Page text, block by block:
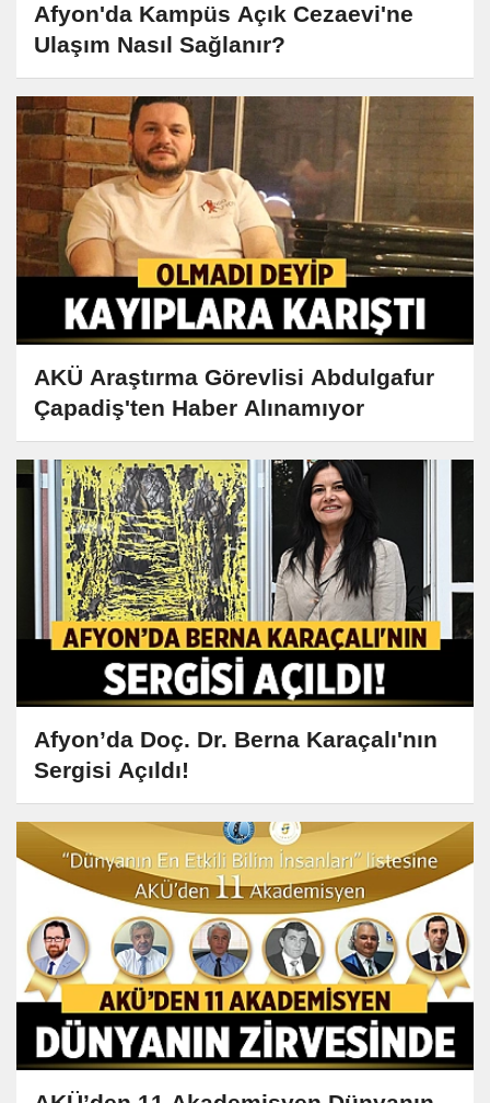
Afyon'da Kampüs Açık Cezaevi'ne
Ulaşım Nasıl Sağlanır?
AKÜ Araştırma Görevlisi Abdulgafur
Çapadiş'ten Haber Alınamıyor
Afyon’da Doç. Dr. Berna Karaçalı'nın
Sergisi Açıldı!